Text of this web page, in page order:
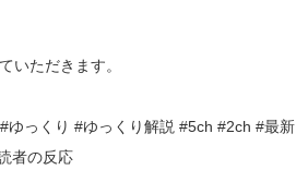
いただきます。
っくり #ゆっくり解説 #5ch #2ch #最新
者の反応